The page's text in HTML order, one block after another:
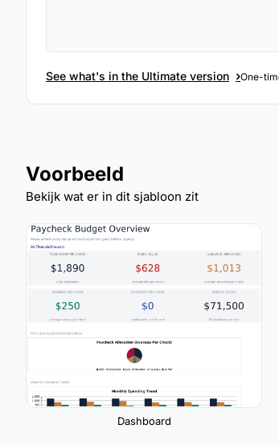
See what's in the Ultimate version ›One-
Voorbeeld
Bekijk wat er in dit sjabloon zit
Dashboard